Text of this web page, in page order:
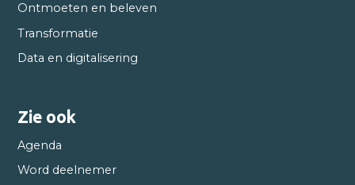
Ontmoeten en beleven
Transformatie
Data en digitalisering
Zie ook
Agenda
Word deelnemer